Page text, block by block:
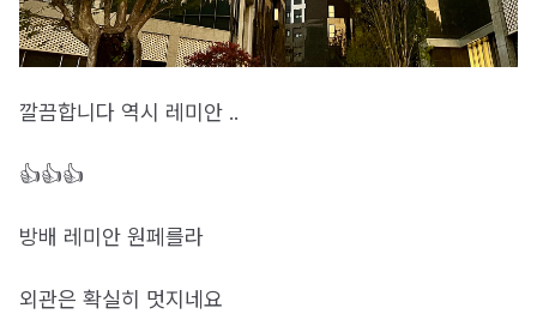
깔끔합니다 역시 레미안 ..
👍👍👍
방배 레미안 원페를라
외관은 확실히 멋지네요